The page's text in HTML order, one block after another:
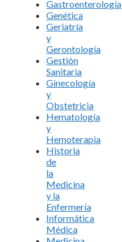
Gastroenterología
Genética
Geriatría
y
Gerontología
Gestión
Sanitaria
Ginecología
y
Obstetricia
Hematología
y
Hemoterapia
Historia
de
la
Medicina
y la
Enfermería
Informática
Médica